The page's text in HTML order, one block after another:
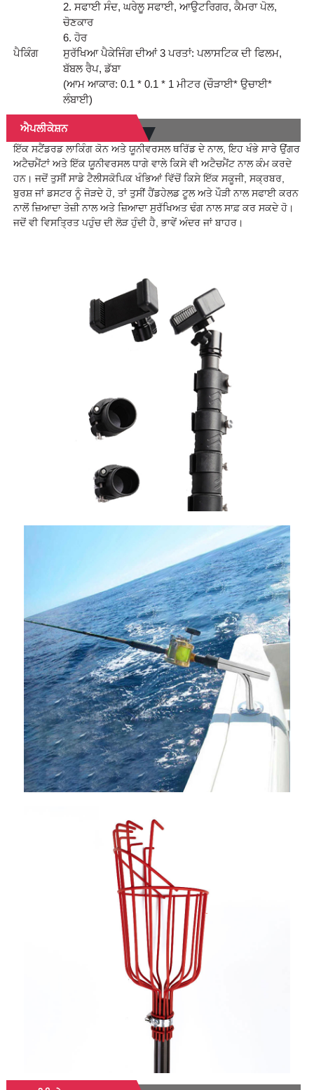
2. ਸਫਾਈ ਸੰਦ, ਘਰੇਲੂ ਸਫਾਈ, ਆਉਟਰਿਗਰ, ਕੈਮਰਾ ਪੋਲ,
ਚੋਣਕਾਰ
6. ਹੋਰ
ਪੈਕਿੰਗ
ਸੁਰੱਖਿਆ ਪੈਕੇਜਿੰਗ ਦੀਆਂ 3 ਪਰਤਾਂ: ਪਲਾਸਟਿਕ ਦੀ ਫਿਲਮ,
ਬੱਬਲ ਰੈਪ, ਡੱਬਾ
(ਆਮ ਆਕਾਰ: 0.1 * 0.1 * 1 ਮੀਟਰ (ਚੌੜਾਈ* ਉਚਾਈ*
ਲੰਬਾਈ)
ਐਪਲੀਕੇਸ਼ਨ
ਇੱਕ ਸਟੈਂਡਰਡ ਲਾਕਿੰਗ ਕੋਨ ਅਤੇ ਯੂਨੀਵਰਸਲ ਥਰਿੱਡ ਦੇ ਨਾਲ, ਇਹ ਖੰਭੇ ਸਾਰੇ ਉਂਗਰ
ਅਟੈਚਮੈਂਟਾਂ ਅਤੇ ਇੱਕ ਯੂਨੀਵਰਸਲ ਧਾਗੇ ਵਾਲੇ ਕਿਸੇ ਵੀ ਅਟੈਚਮੈਂਟ ਨਾਲ ਕੰਮ ਕਰਦੇ
ਹਨ। ਜਦੋਂ ਤੁਸੀਂ ਸਾਡੇ ਟੈਲੀਸਕੋਪਿਕ ਖੰਭਿਆਂ ਵਿੱਚੋਂ ਕਿਸੇ ਇੱਕ ਸਕੂਜੀ, ਸਕ੍ਰਬਰ,
ਬੁਰਸ਼ ਜਾਂ ਡਸਟਰ ਨੂੰ ਜੋੜਦੇ ਹੋ, ਤਾਂ ਤੁਸੀਂ ਹੈਂਡਹੇਲਡ ਟੂਲ ਅਤੇ ਪੌੜੀ ਨਾਲ ਸਫਾਈ ਕਰਨ
ਨਾਲੋਂ ਜ਼ਿਆਦਾ ਤੇਜ਼ੀ ਨਾਲ ਅਤੇ ਜ਼ਿਆਦਾ ਸੁਰੱਖਿਅਤ ਢੰਗ ਨਾਲ ਸਾਫ਼ ਕਰ ਸਕਦੇ ਹੋ।
ਜਦੋਂ ਵੀ ਵਿਸਤ੍ਰਿਤ ਪਹੁੰਚ ਦੀ ਲੋੜ ਹੁੰਦੀ ਹੈ, ਭਾਵੇਂ ਅੰਦਰ ਜਾਂ ਬਾਹਰ।